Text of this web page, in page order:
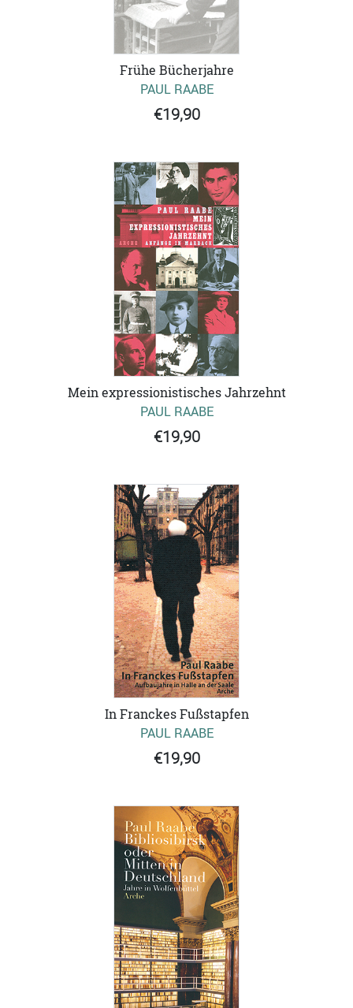
Frühe Bücherjahre
PAUL RAABE
€19,90
Mein expressionistisches Jahrzehnt
PAUL RAABE
€19,90
In Franckes Fußstapfen
PAUL RAABE
€19,90